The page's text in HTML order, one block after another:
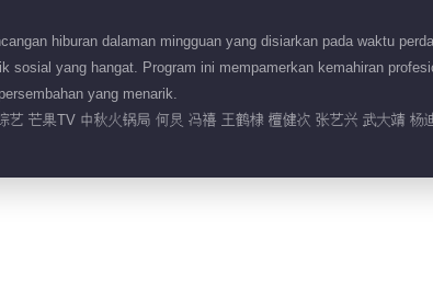
hiburan dalaman mingguan yang disiarkan pada waktu
sosial yang hangat. Program ini mempamerkan kemahiran
yang menarik.
艺 芒果TV 中秋火锅局 何炅 冯禧 王鹤棣 檀健次 张艺兴 武大靖 杨